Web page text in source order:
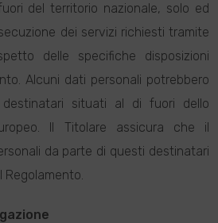
del territorio nazionale, solo ed
dei servizi richiesti tramite
delle specifiche disposizioni
Alcuni dati personali potrebbero
situati al di fuori dello
Il Titolare assicura che il
da parte di questi destinatari